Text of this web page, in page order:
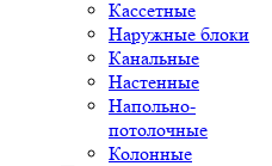
Кассетные
Наружные блоки
Канальные
Настенные
Напольно-
потолочные
Колонные